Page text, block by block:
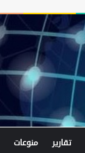
تقارير منوعات